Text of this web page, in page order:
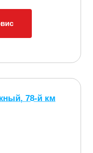
78-й км